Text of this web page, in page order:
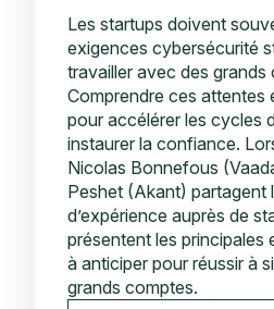
Les startups doivent
exigences cybersécurité
travailler avec des grands
Comprendre ces attentes
pour accélérer les cycles
instaurer la confiance.
Nicolas Bonnefous
Peshet (Akant) partagent
d’expérience auprès de
présentent les principales
à anticiper pour réussir à
grands comptes.